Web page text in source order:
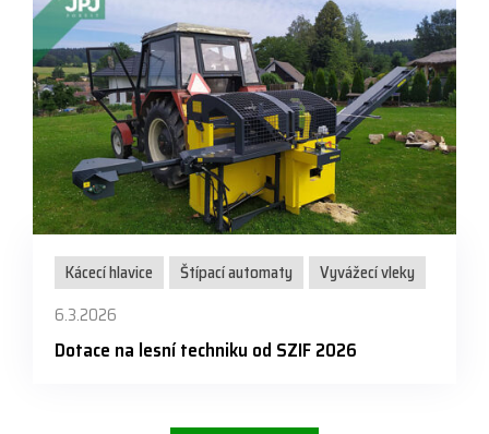
Kácecí hlavice Štípací automaty
Vyvážecí vleky
6.3.2026
Dotace na lesní techniku od SZIF 2026